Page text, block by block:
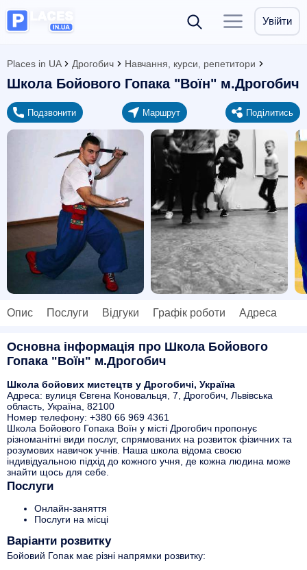
Увійти
Places in UA Дрогобич Навчання, курси, репетитори
Школа Бойового Гопака "Воїн" м.Дрогобич
Подзвонити Маршрут Поділитись
Опис Послуги Відгуки Графік роботи Адреса
Основна інформація про Школа Бойового
Гопака "Воїн" м.Дрогобич
Школа бойових мистецтв у Дрогобичі, Україна
Адреса: вулиця Євгена Коновальця, 7, Дрогобич, Львівська
область, Україна, 82100
Номер телефону: +380 66 969 4361
Школа Бойового Гопака Воїн у місті Дрогобич пропонує
різноманітні види послуг, спрямованих на розвиток фізичних та
розумових навичок учнів. Наша школа відома своєю
індивідуальною підхід до кожного учня, де кожна людина може
знайти щось для себе.
Послуги
Онлайн-заняття
Послуги на місці
Варіанти розвитку
Бойовий Гопак має різні напрямки розвитку: